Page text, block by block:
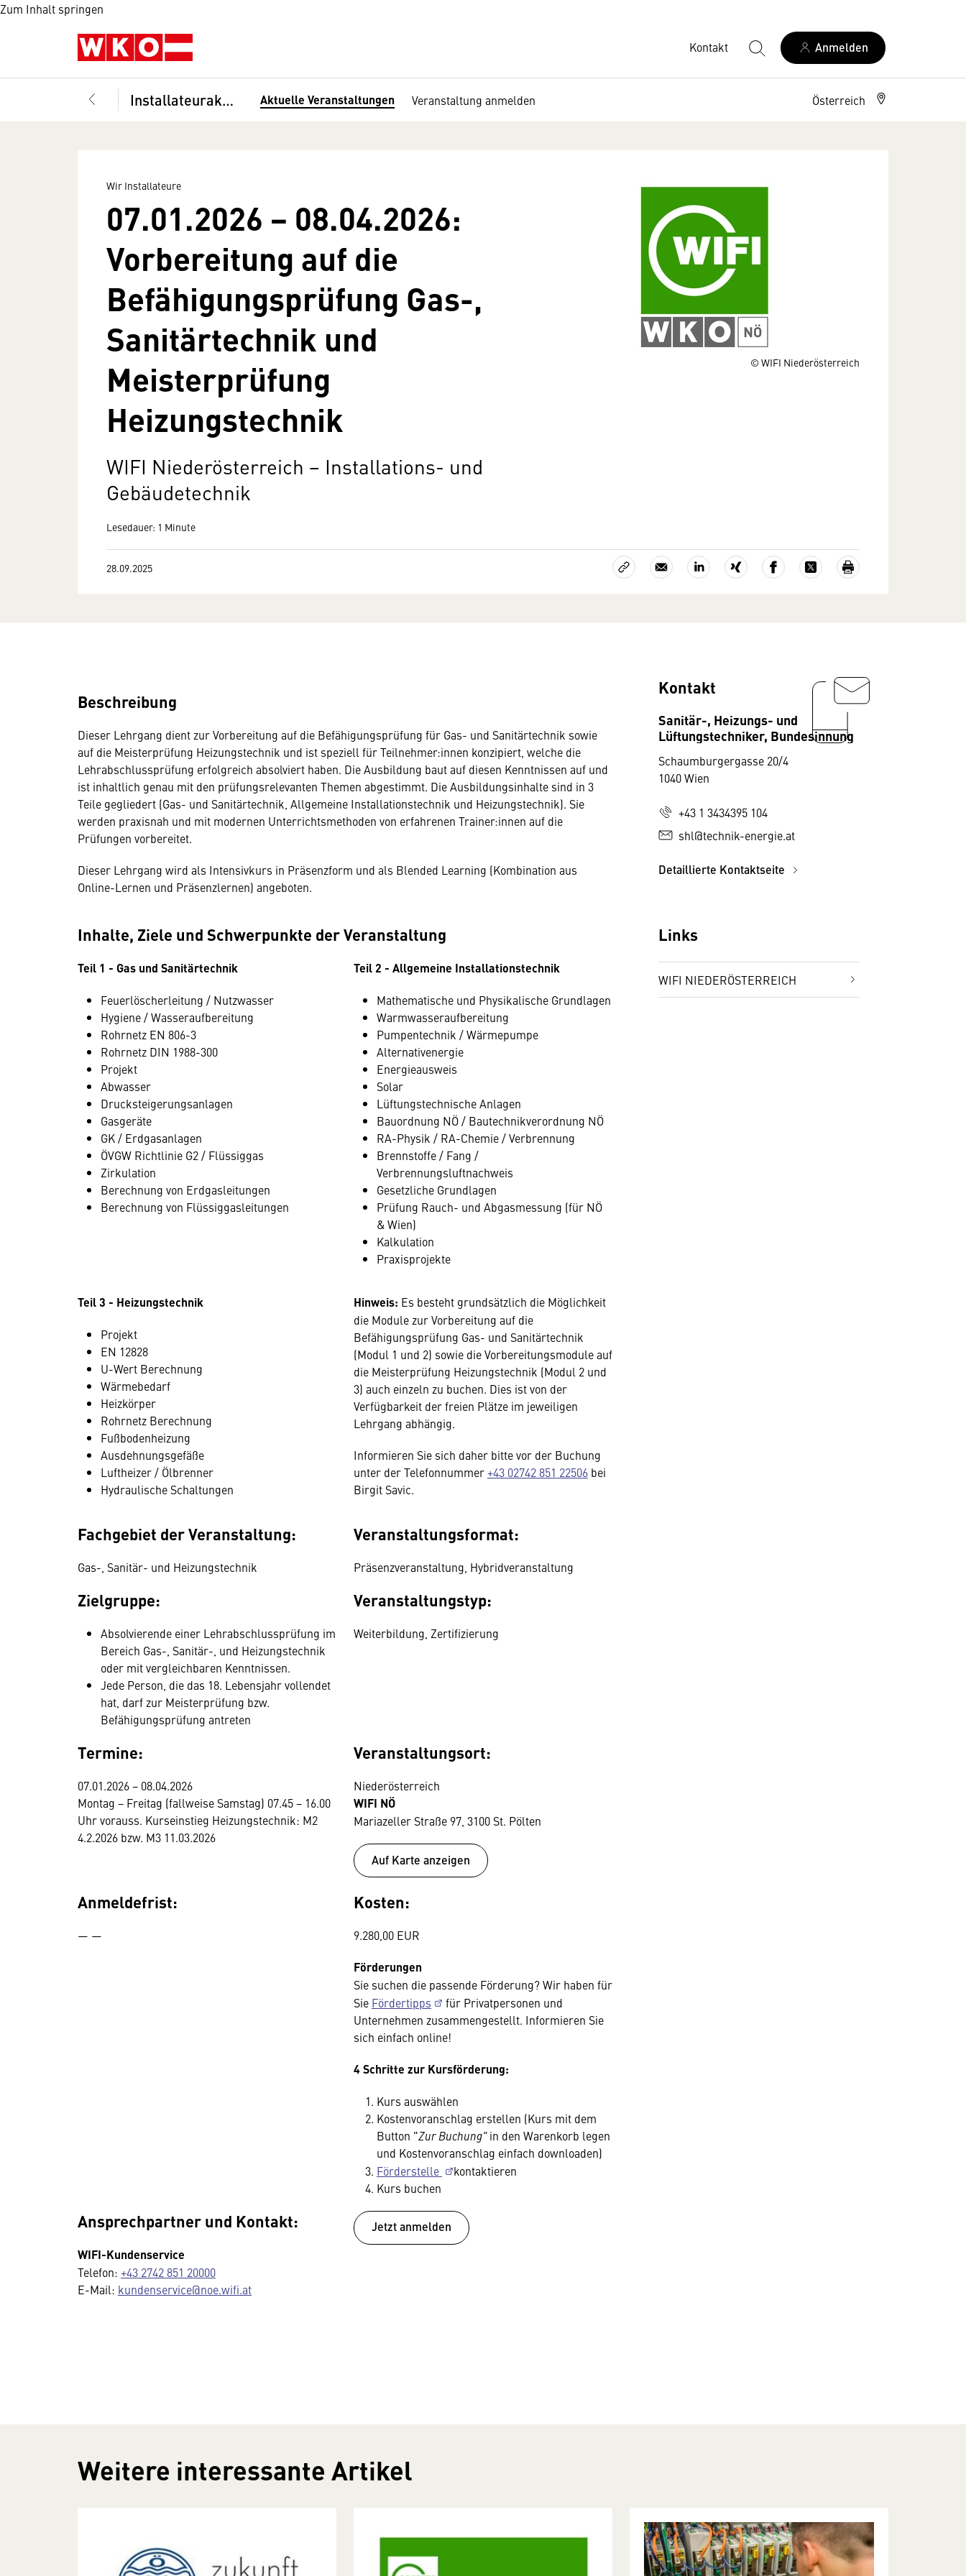
Zum Inhalt springen
Kontakt Anmelden
Installateurakademie Aktuelle Veranstaltungen Veranstaltung anmelden Österreich
© WIFI Niederösterreich
Wir Installateure
07.01.2026 − 08.04.2026:
Vorbereitung auf die
Befähigungsprüfung Gas-,
Sanitärtechnik und
Meisterprüfung
Heizungstechnik
WIFI Niederösterreich − Installations- und
Gebäudetechnik
Lesedauer: 1 Minute
28.09.2025
Beschreibung
Dieser Lehrgang dient zur Vorbereitung auf die Befähigungsprüfung für Gas- und Sanitärtechnik sowie
auf die Meisterprüfung Heizungstechnik und ist speziell für Teilnehmer:innen konzipiert, welche die
Lehrabschlussprüfung erfolgreich absolviert haben. Die Ausbildung baut auf diesen Kenntnissen auf und
ist inhaltlich genau mit den prüfungsrelevanten Themen abgestimmt. Die Ausbildungsinhalte sind in 3
Teile gegliedert (Gas- und Sanitärtechnik, Allgemeine Installationstechnik und Heizungstechnik). Sie
werden praxisnah und mit modernen Unterrichtsmethoden von erfahrenen Trainer:innen auf die
Prüfungen vorbereitet.
Dieser Lehrgang wird als Intensivkurs in Präsenzform und als Blended Learning (Kombination aus
Online-Lernen und Präsenzlernen) angeboten.
Inhalte, Ziele und Schwerpunkte der Veranstaltung
Teil 1 - Gas und Sanitärtechnik
Feuerlöscherleitung / Nutzwasser
Hygiene / Wasseraufbereitung
Rohrnetz EN 806-3
Rohrnetz DIN 1988-300
Projekt
Abwasser
Drucksteigerungsanlagen
Gasgeräte
GK / Erdgasanlagen
ÖVGW Richtlinie G2 / Flüssiggas
Zirkulation
Berechnung von Erdgasleitungen
Berechnung von Flüssiggasleitungen
Teil 2 - Allgemeine Installationstechnik
Mathematische und Physikalische Grundlagen
Warmwasseraufbereitung
Pumpentechnik / Wärmepumpe
Alternativenergie
Energieausweis
Solar
Lüftungstechnische Anlagen
Bauordnung NÖ / Bautechnikverordnung NÖ
RA-Physik / RA-Chemie / Verbrennung
Brennstoffe / Fang /
Verbrennungsluftnachweis
Gesetzliche Grundlagen
Prüfung Rauch- und Abgasmessung (für NÖ
& Wien)
Kalkulation
Praxisprojekte
Teil 3 - Heizungstechnik
Projekt
EN 12828
U-Wert Berechnung
Wärmebedarf
Heizkörper
Rohrnetz Berechnung
Fußbodenheizung
Ausdehnungsgefäße
Luftheizer / Ölbrenner
Hydraulische Schaltungen
Hinweis: Es besteht grundsätzlich die Möglichkeit
die Module zur Vorbereitung auf die
Befähigungsprüfung Gas- und Sanitärtechnik
(Modul 1 und 2) sowie die Vorbereitungsmodule auf
die Meisterprüfung Heizungstechnik (Modul 2 und
3) auch einzeln zu buchen. Dies ist von der
Verfügbarkeit der freien Plätze im jeweiligen
Lehrgang abhängig.
Informieren Sie sich daher bitte vor der Buchung
unter der Telefonnummer+43 02742 851 22506 bei
Birgit Savic.
Fachgebiet der Veranstaltung:
Gas-, Sanitär- und Heizungstechnik
Veranstaltungsformat:
Präsenzveranstaltung, Hybridveranstaltung
Zielgruppe:
Absolvierende einer Lehrabschlussprüfung im
Bereich Gas-, Sanitär-, und Heizungstechnik
oder mit vergleichbaren Kenntnissen.
Jede Person, die das 18. Lebensjahr vollendet
hat, darf zur Meisterprüfung bzw.
Befähigungsprüfung antreten
Veranstaltungstyp:
Weiterbildung, Zertifizierung
Termine:
07.01.2026 − 08.04.2026
Montag − Freitag (fallweise Samstag) 07.45 − 16.00
Uhr vorauss. Kurseinstieg Heizungstechnik: M2
4.2.2026 bzw. M3 11.03.2026
Veranstaltungsort:
Niederösterreich
WIFI NÖ
Mariazeller Straße 97, 3100 St. Pölten
Auf Karte anzeigen
Anmeldefrist:
— —
Kosten:
9.280,00 EUR
Förderungen
Sie suchen die passende Förderung? Wir haben für
Sie Fördertipps
für Privatpersonen und
Unternehmen zusammengestellt. Informieren Sie
sich einfach online!
4 Schritte zur Kursförderung:
Kurs auswählen
Kostenvoranschlag erstellen (Kurs mit dem
Button "Zur Buchung"in den Warenkorb legen
und Kostenvoranschlag einfach downloaden)
Förderstelle
kontaktieren
Kurs buchen
Ansprechpartner und Kontakt:
WIFI-Kundenservice
Telefon: +43 2742 851 20000
E-Mail: kundenservice@noe.wifi.at
Jetzt anmelden
Kontakt
Sanitär-, Heizungs- und
Lüftungstechniker, Bundesinnung
Schaumburgergasse 20/4
1040 Wien
+43 1 3434395 104
shl@technik-energie.at
Detaillierte Kontaktseite
Links
WIFI NIEDERÖSTERREICH
Weitere interessante Artikel